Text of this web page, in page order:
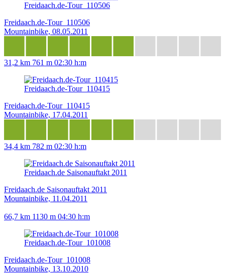
Freidaach.de-Tour_110506
Freidaach.de-Tour_110506
Mountainbike, 08.05.2011
31,2 km 761 m 02:30 h:m
Freidaach.de-Tour_110415
Freidaach.de-Tour_110415
Mountainbike, 17.04.2011
34,4 km 782 m 02:30 h:m
Freidaach.de Saisonauftakt 2011
Freidaach.de Saisonauftakt 2011
Mountainbike, 11.04.2011
66,7 km 1130 m 04:30 h:m
Freidaach.de-Tour_101008
Freidaach.de-Tour_101008
Mountainbike, 13.10.2010